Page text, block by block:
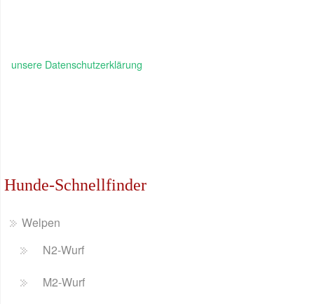
unsere Datenschutzerklärung
Hunde-Schnellfinder
Welpen
N2-Wurf
M2-Wurf